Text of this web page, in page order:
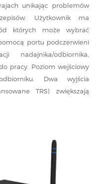
unikając problemów
Użytkownik ma
których może wybrać
portu podczerwieni
nadajnika/odbiornika,
pracy. Poziom wejściowy
Dwa wyjścia
TRS) zwiększają